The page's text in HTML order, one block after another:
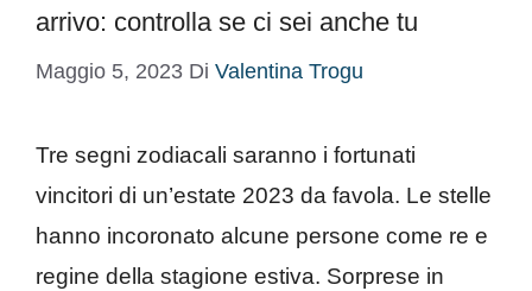
arrivo: controlla se ci sei anche tu
Maggio 5, 2023 Di Valentina Trogu
Tre segni zodiacali saranno i fortunati
vincitori di un’estate 2023 da favola. Le stelle
hanno incoronato alcune persone come re e
regine della stagione estiva. Sorprese in